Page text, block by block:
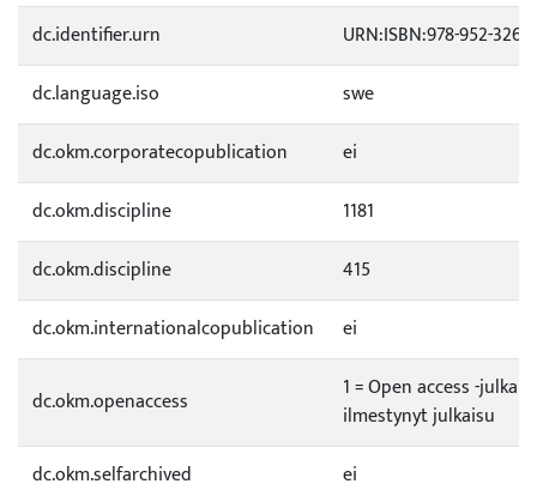
dc.identifier.urn
URN:ISBN:978-952-326-
dc.language.iso
swe
dc.okm.corporatecopublication
ei
dc.okm.discipline
1181
dc.okm.discipline
415
dc.okm.internationalcopublication
ei
dc.okm.openaccess
1 = Open access -
ilmestynyt julkaisu
dc.okm.selfarchived
ei